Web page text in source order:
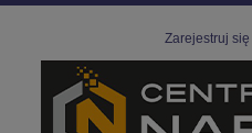
Zarejestruj się